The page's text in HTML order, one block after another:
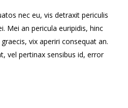
nec eu, vis detraxit periculis
Mei an pericula euripidis, hinc
vix aperiri consequat an.
vel pertinax sensibus id, error